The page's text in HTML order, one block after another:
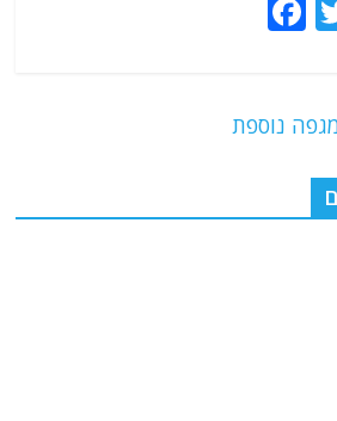
T
er
e
נוספת